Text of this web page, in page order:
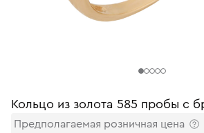
Кольцо из золота 585 пробы с
Предполагаемая розничная цена